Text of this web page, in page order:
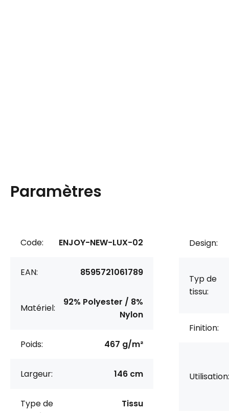
Paramètres
Code: ENJOY-NEW-LUX-02
EAN: 8595721061789
Matériel:
92% Polyester / 8%
Nylon
Poids: 467 g/m²
Largeur: 146 cm
Type de
Tissu
Design:
Typ de
tissu:
Finition:
Utilisation: